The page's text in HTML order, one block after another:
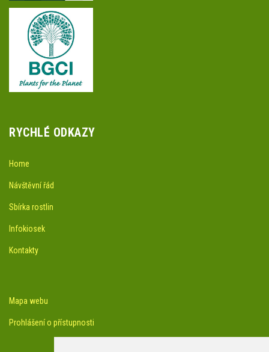
RYCHLÉ ODKAZY
Home
Návštěvní řád
Sbírka rostlin
Infokiosek
Kontakty
Mapa webu
Prohlášení o přístupnosti